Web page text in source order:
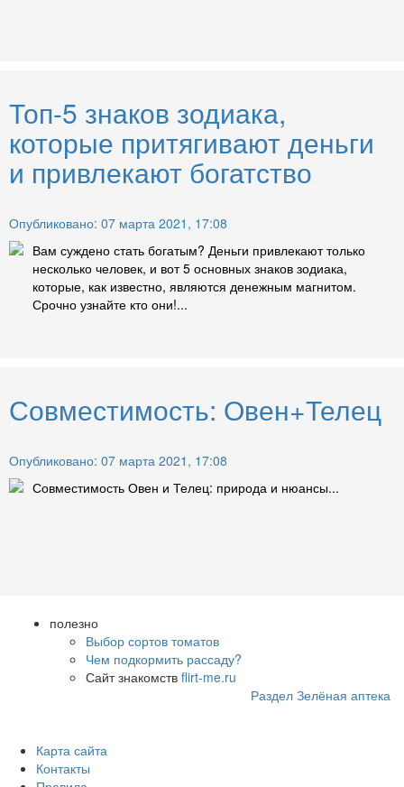
Топ-5 знаков зодиака,
которые притягивают деньги
и привлекают богатство
Опубликовано: 07 марта 2021, 17:08
Вам суждено стать богатым? Деньги привлекают только
несколько человек, и вот 5 основных знаков зодиака,
которые, как известно, являются денежным магнитом.
Срочно узнайте кто они!...
Совместимость: Овен+Телец
Опубликовано: 07 марта 2021, 17:08
Совместимость Овен и Телец: природа и нюансы...
полезно
Выбор сортов томатов
Чем подкормить рассаду?
Сайт знакомств flirt-me.ru
Раздел Зелёная аптека
Карта сайта
Контакты